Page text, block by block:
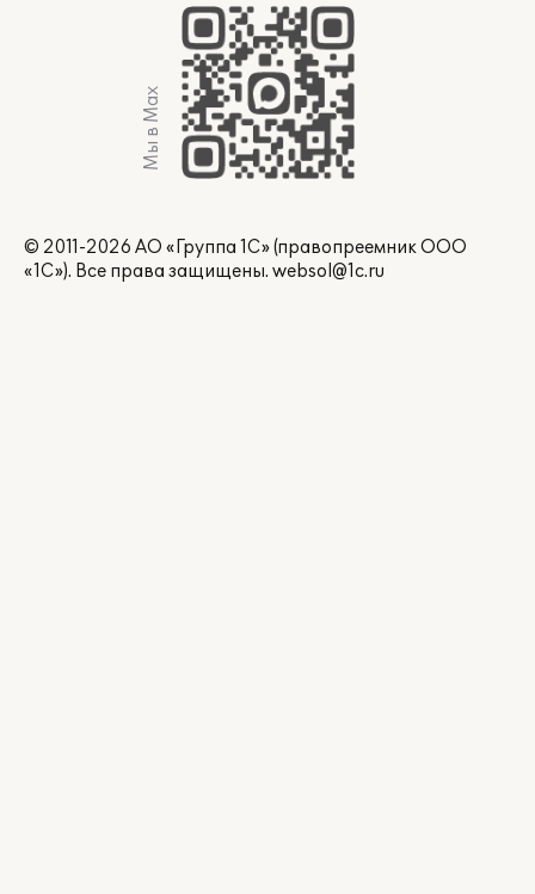
Мы в Max
© 2011-2026 АО «Группа 1С» (правопреемник ООО
«1С»). Все права защищены. websol@1c.ru